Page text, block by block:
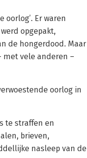
oorlog’. Er waren
opgepakt,
de hongerdood. Maar
met vele anderen –
oorlog in
te straffen en
brieven,
nasleep van de